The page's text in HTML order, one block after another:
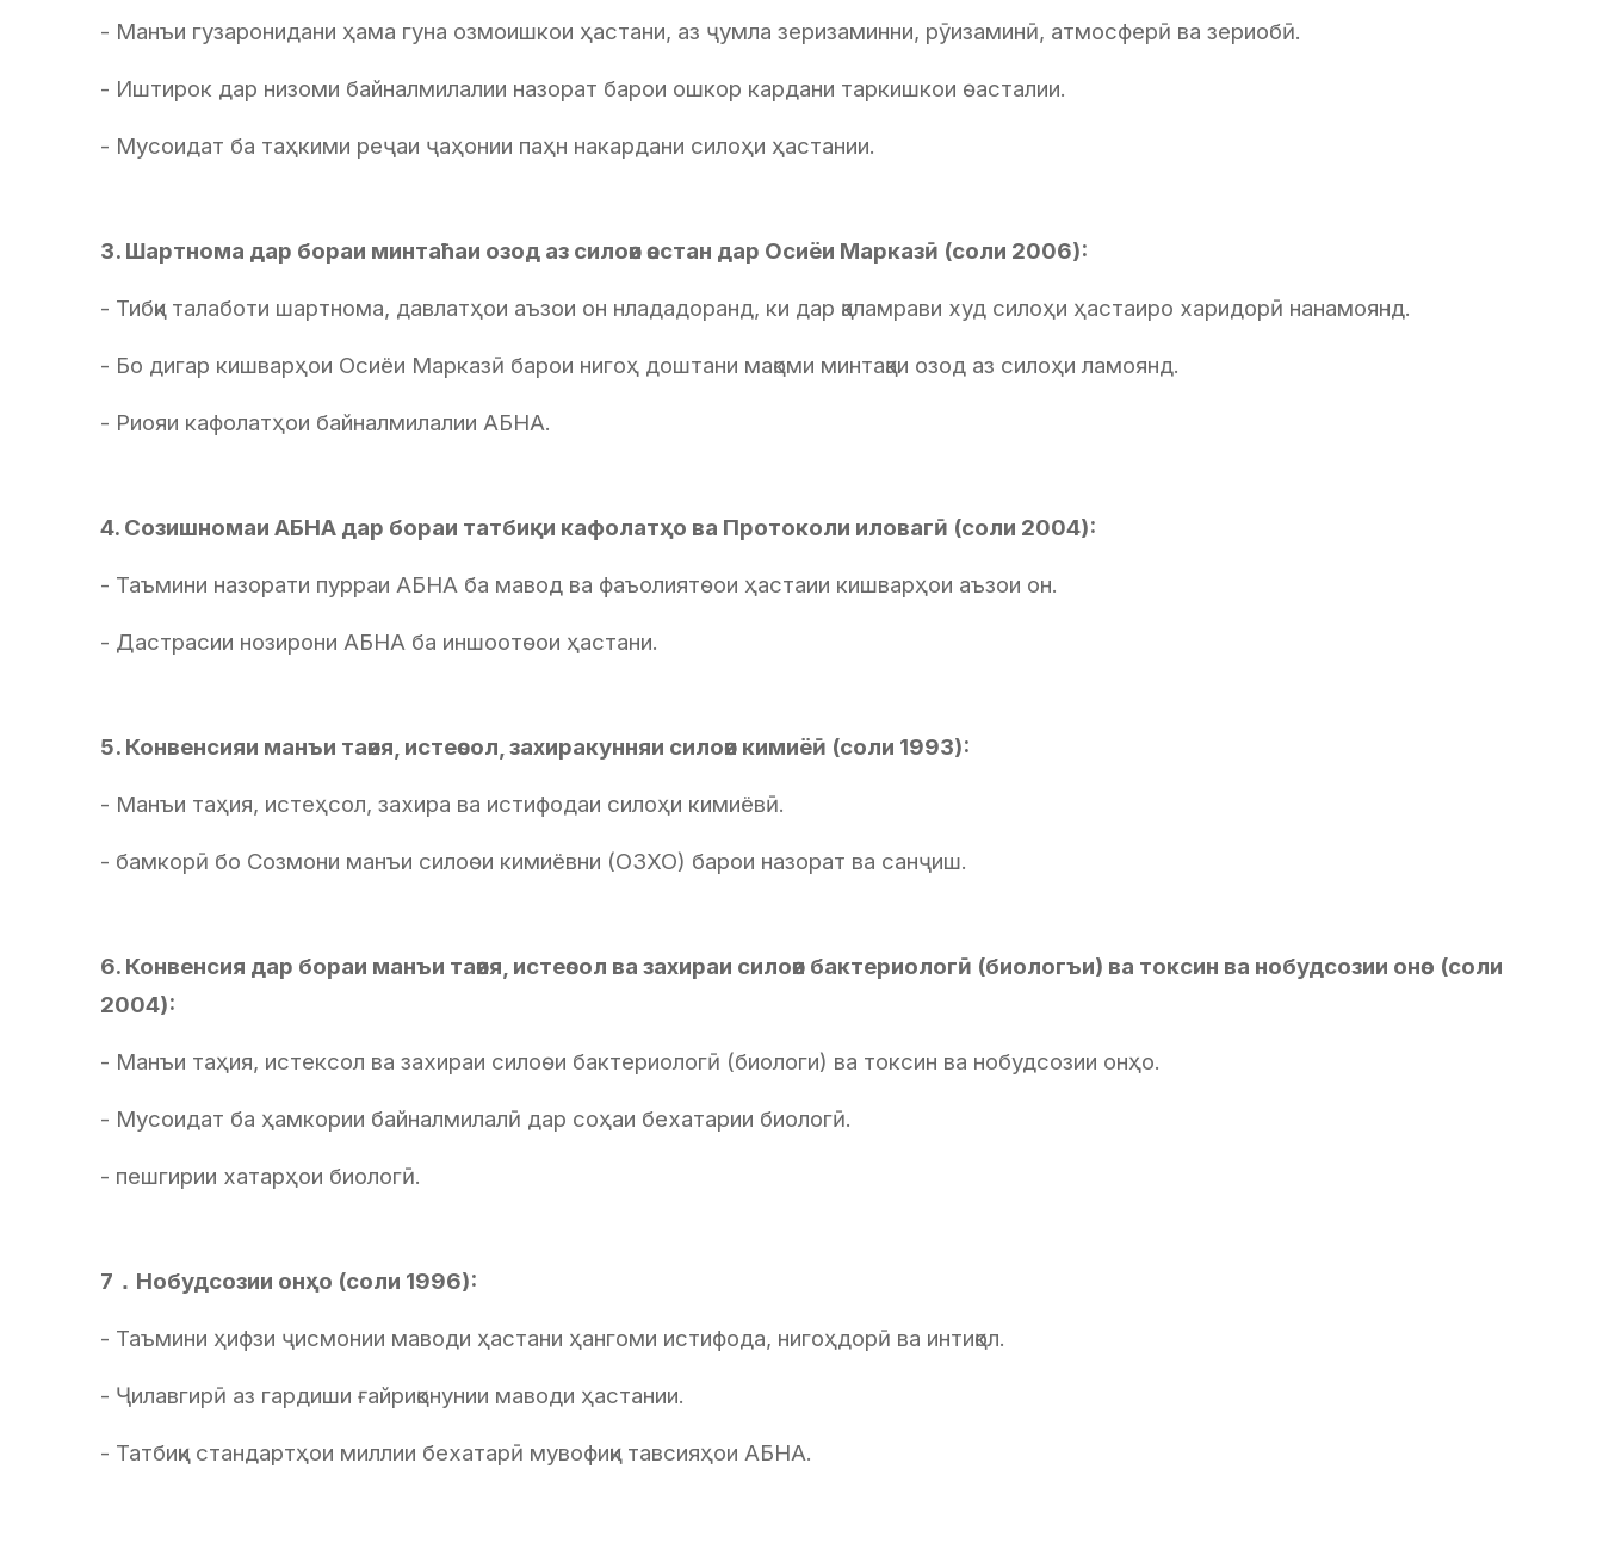
- Манъи гузаронидани ҳама гуна озмоишкои ҳастани, аз ҷумла зеризаминни, рӯизаминӣ, атмосферӣ ва зериобӣ.
- Иштирок дар низоми байналмилалии назорат барои ошкор кардани таркишкои ѳасталии.
- Мусоидат ба таҳкими реҷаи ҷаҳонии паҳн накардани силоҳи ҳастании.
3. Шартнома дар бораи минтаћаи озод аз силоѳи ѳастан дар Осиёи Марказӣ (соли 2006):
- Тибқи талаботи шартнома, давлатҳои аъзои он нлададоранд, ки дар қаламрави худ силоҳи ҳастаиро харидорӣ нанамоянд.
- Бо дигар кишварҳои Осиёи Марказӣ барои нигоҳ доштани мақоми минтақаи озод аз силоҳи ламоянд.
- Риояи кафолатҳои байналмилалии АБНА.
4. Созишномаи АБНА дар бораи татбиқи кафолатҳо ва Протоколи иловагӣ (соли 2004):
- Таъмини назорати пурраи АБНА ба мавод ва фаъолиятѳои ҳастаии кишварҳои аъзои он.
- Дастрасии нозирони АБНА ба иншоотѳои ҳастани.
5. Конвенсияи манъи таѳия, истеѳсол, захиракунняи силоѳи кимиёӣ (соли 1993):
- Манъи таҳия, истеҳсол, захира ва истифодаи силоҳи кимиёвӣ.
- бамкорӣ бо Созмони манъи силоѳи кимиёвни (ОЗХО) барои назорат ва санҷиш.
6. Конвенсия дар бораи манъи таѳия, истеѳсол ва захираи силоѳи бактериологӣ (биологъи) ва токсин ва нобудсозии онѳо (соли
2004):
- Манъи таҳия, истексол ва захираи силоѳи бактериологӣ (биологи) ва токсин ва нобудсозии онҳо.
- Мусоидат ба ҳамкории байналмилалӣ дар соҳаи бехатарии биологӣ.
- пешгирии хатарҳои биологӣ.
7．Нобудсозии онҳо (соли 1996):
- Таъмини ҳифзи ҷисмонии маводи ҳастани ҳангоми истифода, нигоҳдорӣ ва интиқол.
- Ҷилавгирӣ аз гардиши ғайриқонунии маводи ҳастании.
- Татбиқи стандартҳои миллии бехатарӣ мувофиқи тавсияҳои АБНА.